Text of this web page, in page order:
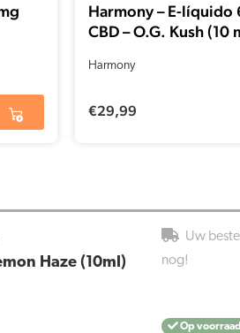
Harmony – E-líquido
CBD – O.G. Kush (10
Harmony
€29,99
Haze (10ml)
Uw
nog!
Op